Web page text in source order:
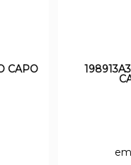
CAPO